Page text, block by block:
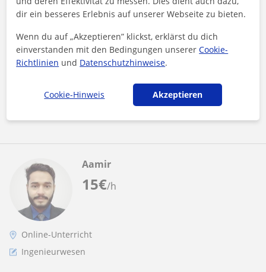
& Englisch – für Anfänger, flexibel &
freundlich
Als Muttersprachlerin des levantinischen Arabisch mit sehr
guten Englischkenntnissen biete ich Online-
Sprachunterstützung für Anfänger an –...
Kontaktieren
15€/h
Aamir
Online-Unterricht
Ingenieurwesen
dir ein besseres Erlebnis auf unserer Webseite zu bieten.
Wenn du auf „Akzeptieren” klickst, erklärst du dich
einverstanden mit den Bedingungen unsererCookie-
Richtlinien und Datenschutzhinweise.
Cookie-Hinweis Akzeptieren